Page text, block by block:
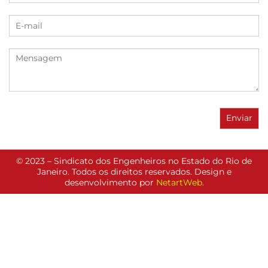
© 2023 – Sindicato dos Engenheiros no Estado do Rio de
Janeiro. Todos os direitos reservados. Design e
desenvolvimento por NetartWeb.